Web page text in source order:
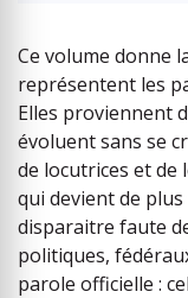
Ce volume donne
représentent les
Elles proviennent
évoluent sans se
de locutrices et de
qui devient de
disparaitre faute
politiques,
parole officielle :